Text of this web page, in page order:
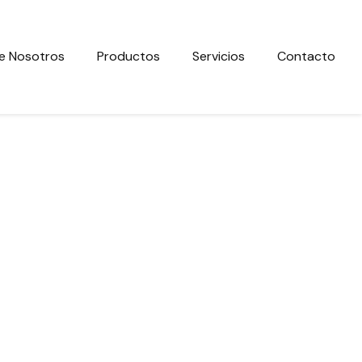
Nosotros Productos Servicios Contacto